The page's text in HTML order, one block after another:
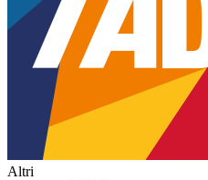
Altri